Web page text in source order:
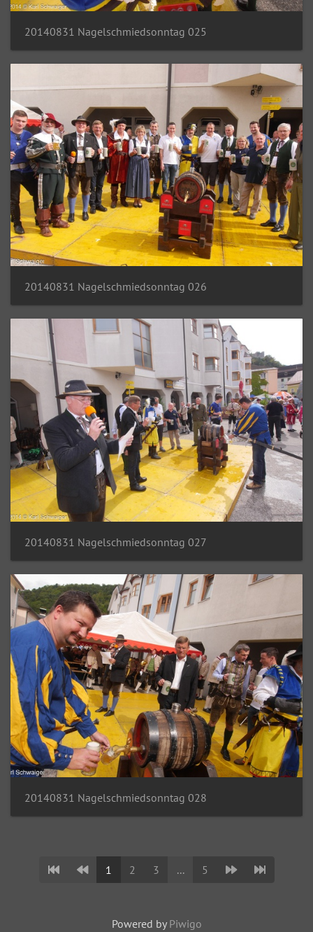
20140831 Nagelschmiedsonntag 025
20140831 Nagelschmiedsonntag 026
20140831 Nagelschmiedsonntag 027
20140831 Nagelschmiedsonntag 028
1 2 3 ... 5
Powered by Piwigo